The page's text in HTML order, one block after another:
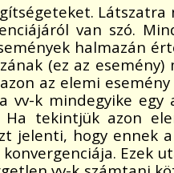
van szó.
halmazán
(ez az
az elemi
vv-k mindegyike
tekintjük azon
jelenti, hogy ennek
Ezek